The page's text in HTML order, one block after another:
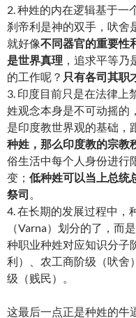
2. 种姓的内在逻辑基于一
刹帝利是神的双手，吠
就好像不同器官的重要性
是世界真理 ，追求平等
的工作呢？ 只有各司其职
3. 印度目前只是在法律上
姓观念本身是不可动摇的
是印度教世界观的基础
种姓，那么印度教的宗教
俗生活中每个人身份进行
变； 低种姓可以当上总统
祭司 。
4. 在长期的发展过程中，
（Varna）划分的了，而
种职业种姓对应知识分子
利）、农工商阶级（吠舍
级（贱民）。
这最后一点正是种姓的牛